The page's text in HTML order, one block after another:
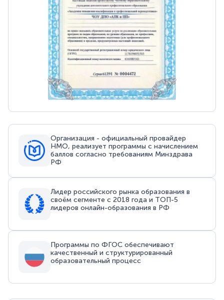
Организация - официальный провайдер
НМО, реализует программы с начислением
баллов согласно требованиям Минздрава
РФ
Лидер российского рынка образования в
своём сегменте с 2018 года и ТОП-5
лидеров онлайн-образования в РФ
Программы по ФГОС обеспечивают
качественный и структурированный
образовательный процесс